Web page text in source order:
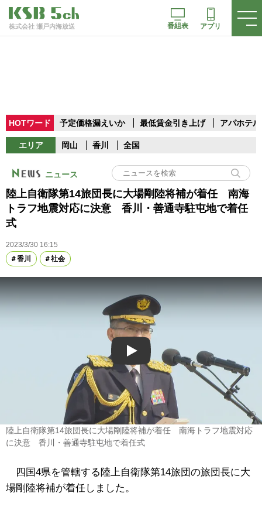
株式会社 瀬戸内海放送 番組表 アプリ
HOTワード 予定価格漏えいか 最低賃金引き上げ アパホテル
エリア 岡山 香川 全国
ニュース
陸上自衛隊第14旅団長に大場剛陸将補が着任 南海
トラフ地震対応に決意 香川・善通寺駐屯地で着任
式
2023/3/30 16:15
香川
社会
Play
陸上自衛隊第14旅団長に大場剛陸将補が着任 南海トラフ地震対応
に決意 香川・善通寺駐屯地で着任式
四国4県を管轄する陸上自衛隊第14旅団の旅団長に大
場剛陸将補が着任しました。